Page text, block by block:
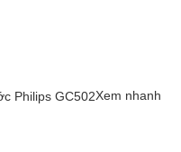
Xem nhanh